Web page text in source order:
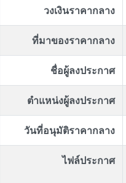
วงเงินราคากลาง
ที่มาของราคากลาง
ชื่อผู้ลงประกาศ
ตำแหน่งผู้ลงประกาศ
วันที่อนุมัติราคากลาง
ไฟล์ประกาศ